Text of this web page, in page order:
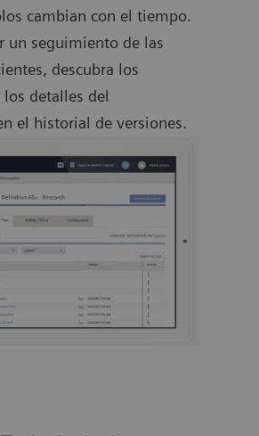
cambian con el tiempo.
un seguimiento de las
descubra los
detalles del
el historial de versiones.